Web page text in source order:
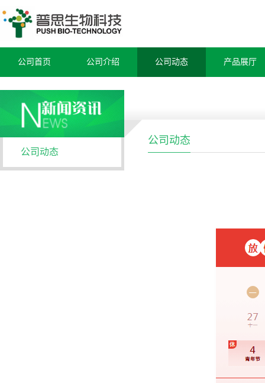
公司首页 公司介绍 公司动态 产品展厅
公司动态
公司动态